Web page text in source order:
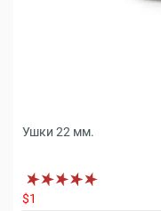
Ушки 22 мм.
$1